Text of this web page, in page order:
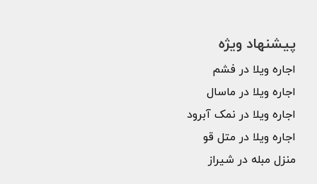
پیشنهاد ویژه
اجاره ویلا در فشم
اجاره ویلا در ماسال
اجاره ویلا در نمک آبرود
اجاره ویلا در متل قو
منزل مبله در شیراز